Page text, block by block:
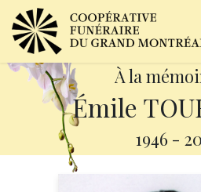
À la
Émile
1946 -